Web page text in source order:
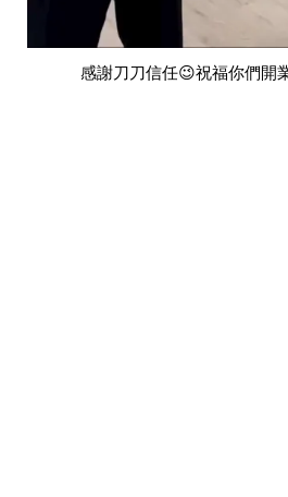
感謝刀刀信任😉祝福你們開